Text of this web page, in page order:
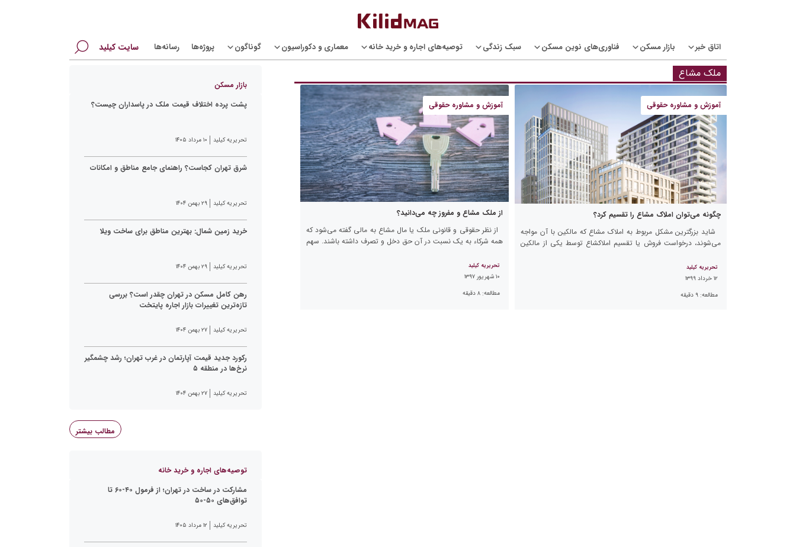
برای:
اتاق خبر بازار مسکن فناوری‌های نوین مسکن سبک زندگی توصیه‌های اجاره و خرید خانه معماری و دکوراسیون گوناگون پروژه‌ها رسانه‌ها سایت کیلید
ملک مشاع
آموزش و مشاوره حقوقی
چگونه می‌توان املاک مشاع را تقسیم کرد؟
شاید بزرگترین مشکل مربوط به املاک مشاع که مالکین با آن مواجه
می‌شوند، درخواست فروش یا تقسیم املاکشاع توسط یکی از مالکین
تحریریه کیلید
۱۲ خرداد ۱۳۹۹
مطالعه: ۹ دقیقه
آموزش و مشاوره حقوقی
از ملک مشاع و مفروز چه می‌دانید؟
از نظر حقوقی و قانونی ملک یا مال مشاع به مالی گفته می‌شود که
همه شرکاء به یک نسبت در آن حق دخل و تصرف داشته باشند. سهم
تحریریه کیلید
۱۰ شهریور ۱۳۹۷
مطالعه: ۸ دقیقه
بازار مسکن
پشت پرده اختلاف قیمت ملک در پاسداران چیست؟
تحریریه کیلید ۱۰ مرداد ۱۴۰۵
شرق تهران کجاست؟ راهنمای جامع مناطق و امکانات
تحریریه کیلید ۲۹ بهمن ۱۴۰۴
خرید زمین شمال: بهترین مناطق برای ساخت ویلا
تحریریه کیلید ۲۹ بهمن ۱۴۰۴
رهن کامل مسکن در تهران چقدر است؟ بررسی
تازه‌ترین تغییرات بازار اجاره پایتخت
تحریریه کیلید ۲۷ بهمن ۱۴۰۴
رکورد جدید قیمت آپارتمان در غرب تهران؛ رشد چشمگیر
نرخ‌ها در منطقه ۵
تحریریه کیلید ۲۷ بهمن ۱۴۰۴
مطالب بیشتر
توصیه‌های اجاره و خرید خانه
مشارکت در ساخت در تهران؛ از فرمول ۴۰-۶۰ تا
توافق‌های ۵۰-۵۰
تحریریه کیلید ۱۲ مرداد ۱۴۰۵